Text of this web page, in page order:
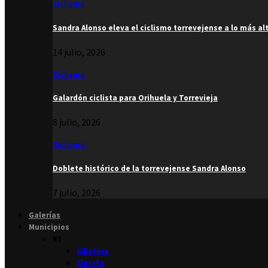
Ciclismo
Sandra Alonso eleva el ciclismo torrevejense a lo más
14 julio, 2026
Ciclismo
Galardón ciclista para Orihuela y Torrevieja
8 julio, 2026
Ciclismo
Doblete histórico de la torrevejense Sandra Alonso
7 julio, 2026
Galerías
Municipios
Albatera
Algorfa